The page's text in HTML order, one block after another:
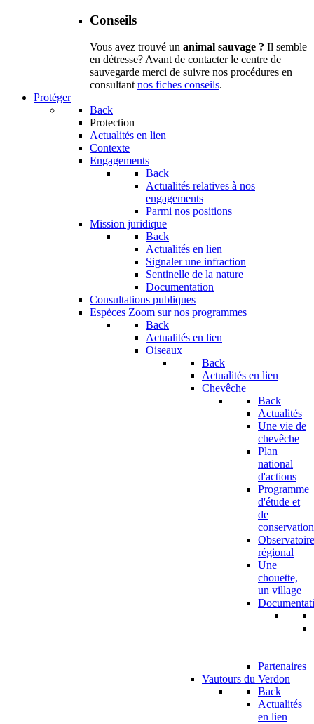
Conseils
Vous avez trouvé un animal sauvage ? Il semble
en détresse? Avant de contacter le centre de
sauvegarde merci de suivre nos procédures en
consultantnos fiches conseils.
Protéger
Back
Protection
Actualités en lien
Contexte
Engagements
Back
Actualités relatives à nos
engagements
Parmi nos positions
Mission juridique
Back
Actualités en lien
Signaler une infraction
Sentinelle de la nature
Documentation
Consultations publiques
Espèces Zoom sur nos programmes
Back
Actualités en lien
Oiseaux
Back
Actualités en lien
Chevêche
Back
Actualités
Une vie de
chevêche
Plan
national
d'actions
Programme
d'étude et
de
conservation
Observatoire
régional
Une
chouette,
un village
Partenaires
Vautours du Verdon
Back
Actualités
en lien